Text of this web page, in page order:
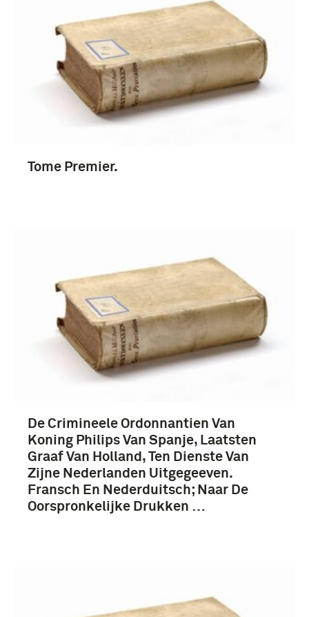
Willem van Oranje-Nassau (20)
Karel V (keizer van het Heilig Rooms-Duitse Rijk)
Philips II (koning van Spanje) (10)
Nederland (189)
Republiek der Verenigde Provinciën (1579-1795)
(78)
Frankrijk (36)
Meer
Tome Premier.
De Crimineele Ordonnantien Van
Koning Philips Van Spanje, Laatsten
Graaf Van Holland, Ten Dienste Van
Zijne Nederlanden Uitgegeeven.
Fransch En Nederduitsch; Naar De
Oorspronkelijke Drukken …